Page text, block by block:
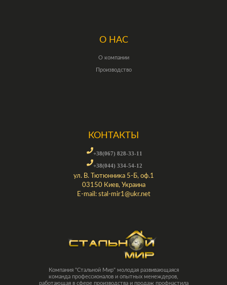
О НАС
О компании
Производство
КОНТАКТЫ
+38(067) 828-33-11
+38(044) 334-54-12
ул. В. Тютюнника 5-Б, оф.1
03150 Киев, Украина
E-mail: stal-mir1@ukr.net
Компания "Стальной Мир" молодая развивающаяся
команда профессионалов и опытных менеждеров,
работающая в сфере производства и продаж профнастила